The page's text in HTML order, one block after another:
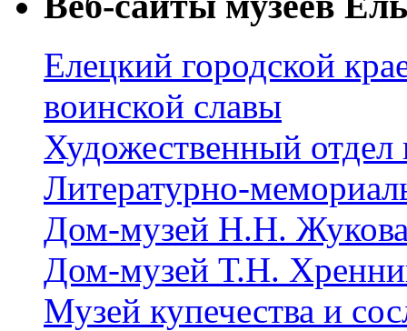
Елецкий городской
воинской славы
Художественный отдел
Литературно-
Дом-музей Н.Н.
Дом-музей Т.Н.
Музей купечества и